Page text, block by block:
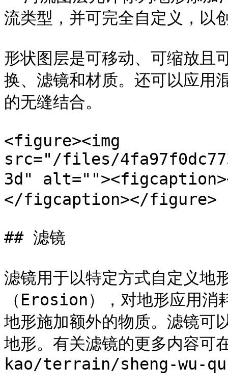
流类型，并可完全自定义，以
形状图层是可移动、可缩放且
换、滤镜和材质。还可以应用
的无缝结合。
<figure><img
src="/files/
3d"
</figcaption></figure>
## 滤镜
滤镜用于以特定方式自定义地
（Erosion），对地形应用
地形施加额外的物质。滤镜可
地形。有关滤镜的更多内
kao/terrain/sheng-